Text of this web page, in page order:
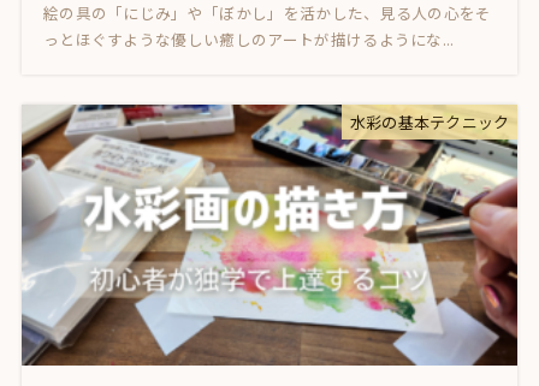
絵の具の「にじみ」や「ぼかし」を活かした、見る人の心をそ
っとほぐすような優しい癒しのアートが描けるようにな...
水彩の基本テクニック